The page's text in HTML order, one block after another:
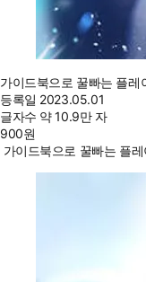
가이드북으로 꿀빠는 플레
등록일 2023.05.01
글자수 약 10.9만 자
900원
가이드북으로 꿀빠는 플